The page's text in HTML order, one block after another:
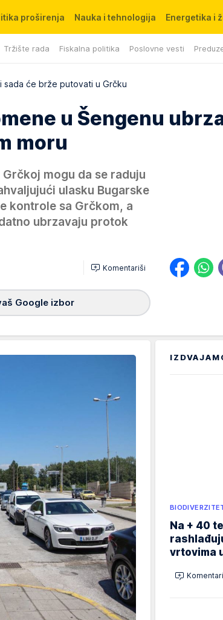
Tržište rada Fiskalna politika Poslovne vesti
proširenja Nauka i tehnologija Energetika i
sada će brže putovati u Grčku
u Šengenu
moru
mogu da se raduju
ulasku Bugarske
kontrole sa Grčkom, a
ubrzavaju protok
Komentariši
Google izbor
Na + 40
vrtovima